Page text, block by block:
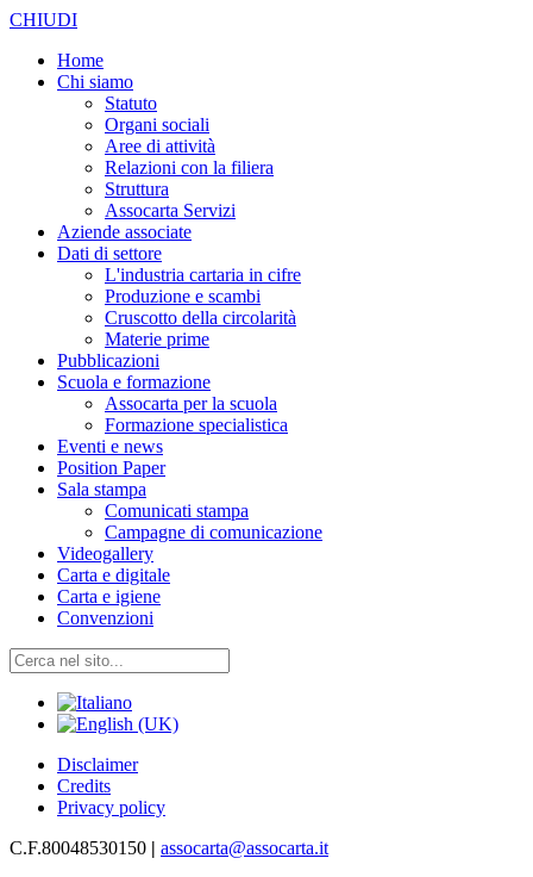
CHIUDI
Home
Chi siamo
Statuto
Organi sociali
Aree di attività
Relazioni con la filiera
Struttura
Assocarta Servizi
Aziende associate
Dati di settore
L'industria cartaria in cifre
Produzione e scambi
Cruscotto della circolarità
Materie prime
Pubblicazioni
Scuola e formazione
Assocarta per la scuola
Formazione specialistica
Eventi e news
Position Paper
Sala stampa
Comunicati stampa
Campagne di comunicazione
Videogallery
Carta e digitale
Carta e igiene
Convenzioni
Disclaimer
Credits
Privacy policy
C.F.80048530150 | assocarta@assocarta.it